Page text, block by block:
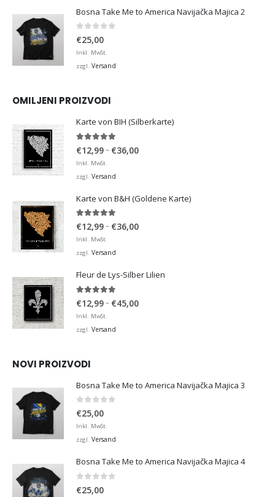
Bosna Take Me to America Navijačka Majica 2
0 von 5
€25,00
Inkl. MwSt.
zzgl. Versand
OMILJENI PROIZVODI
Karte von BIH (Silberkarte)
4.92 von 5
€12,99– €36,00Preisspanne:
Inkl. MwSt.
zzgl. Versand
Karte von B&H (Goldene Karte)
4.98von 5
€12,99– €36,00Preisspanne:
Inkl. MwSt.
zzgl. Versand
Fleur de Lys-Silber Lilien
€12,99– €45,00Preisspanne:
Inkl. MwSt.
zzgl. Versand
NOVI PROIZVODI
Bosna Take Me to America Navijačka Majica 3
0 von 5
€25,00
Inkl. MwSt.
zzgl. Versand
Bosna Take Me to America Navijačka Majica 4
0 von 5
€25,00